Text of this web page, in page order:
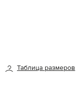
Таблица размеров